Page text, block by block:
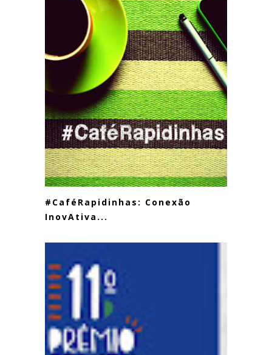
#CaféRapidinhas: Conexão
InovAtiva...